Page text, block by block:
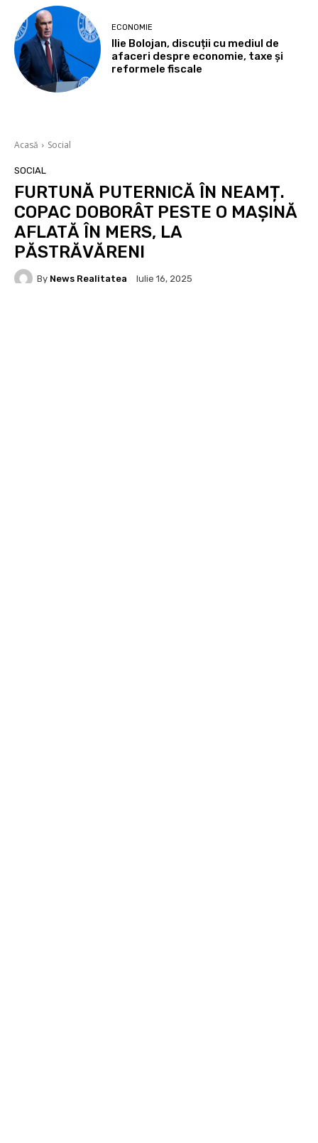
ECONOMIE
Ilie Bolojan, discuții cu mediul de
afaceri despre economie, taxe și
reformele fiscale